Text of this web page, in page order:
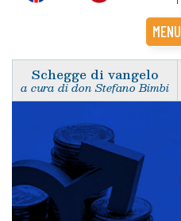
MENU
Schegge di vangelo
a cura di don Stefano Bimbi